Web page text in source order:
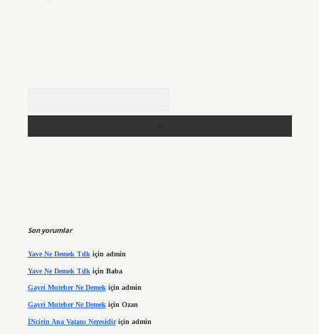
Son yorumlar
Yave Ne Demek Tdk için admin
Yave Ne Demek Tdk için Baba
Gayri Muteber Ne Demekiçin admin
Gayri Muteber Ne Demek için Ozan
İNcirin Ana Vatanı Neresidiriçin admin